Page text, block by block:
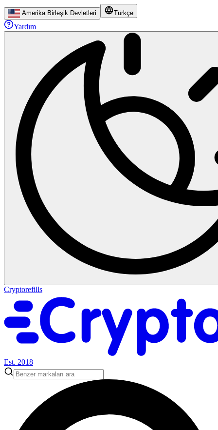
Amerika Birleşik Devletleri Türkçe
Yardım
Cryptorefills
Est. 2018